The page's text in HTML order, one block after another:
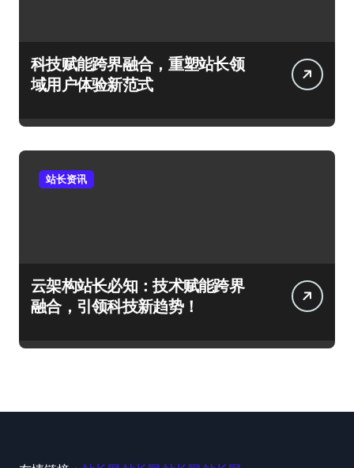
科技赋能跨界融合，重塑站长领
域用户体验新范式
站长资讯
云架构站长必知：技术赋能跨界
融合，引领科技新趋势！